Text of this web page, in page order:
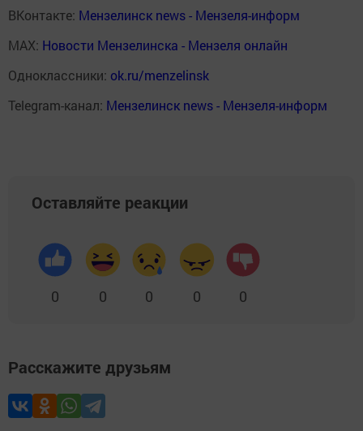
ВКонтакте: Мензелинск news - Мензеля-информ
MAX: Новости Мензелинска - Мензеля онлайн
Одноклассники: ok.ru/menzelinsk
Telegram-канал: Мензелинск news - Мензеля-информ
Оставляйте реакции
0 0 0 0 0
Расскажите друзьям